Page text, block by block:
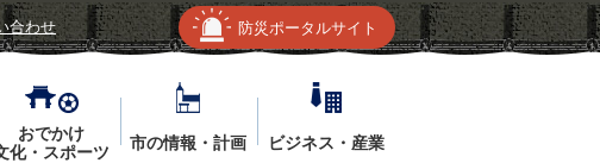
合わせ 防災ポータルサイト
おでかけ
化・スポーツ
市の情報・計画 ビジネス・産業